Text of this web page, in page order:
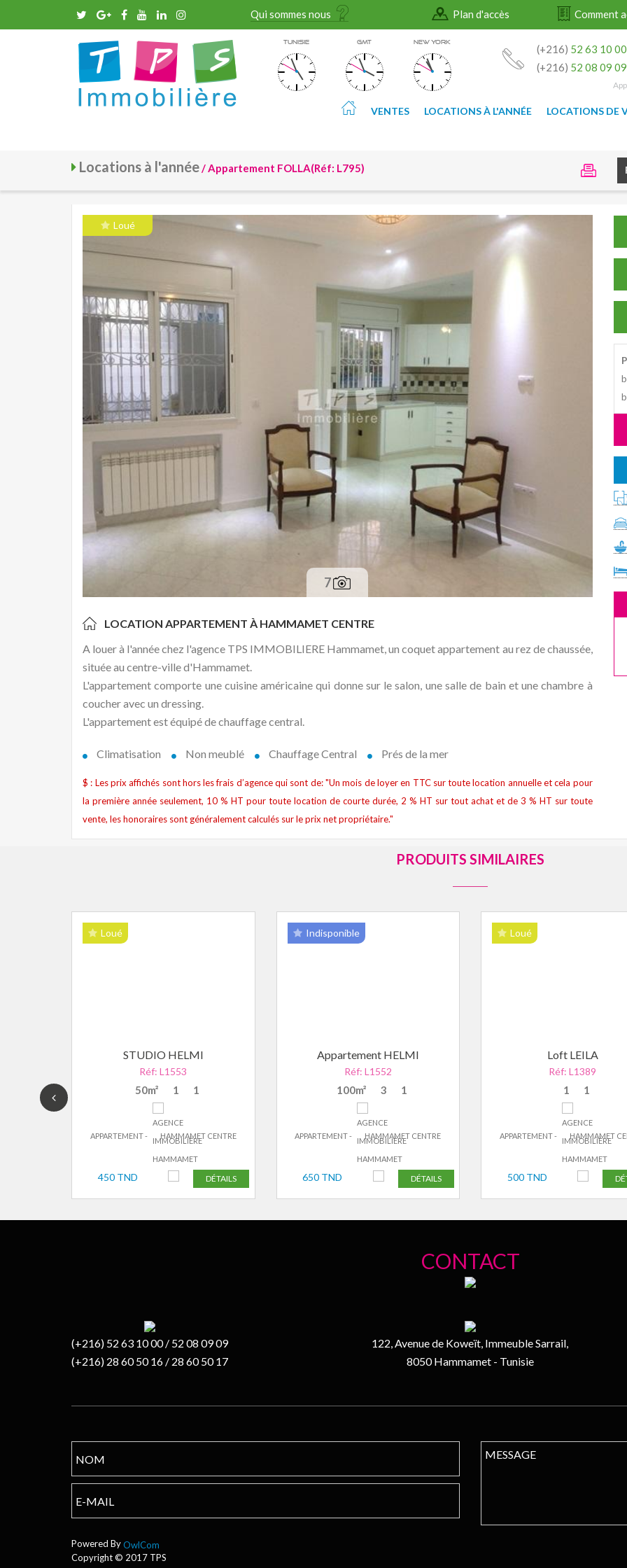
Qui sommes nous Plan d'accès Comment
Tunisie GMT NEW YORK
(+216) 52 63 10 00
(+216) 52 08 09 09
VENTES LOCATIONS À L'ANNÉE LOCATIONS DE
Locations à l'année/ Appartement FOLLA(Réf: L795)
Loué
7
LOCATION APPARTEMENT À HAMMAMET CENTRE
A louer à l'année chez l'agence TPS IMMOBILIERE Hammamet, un coquet appartement au rez de chaussée,
située au centre-ville d'Hammamet.
L'appartement comporte une cuisine américaine qui donne sur le salon, une salle de bain et une chambre à
coucher avec un dressing.
L'appartement est équipé de chauffage central.
Climatisation Non meublé Chauffage Central Prés de la mer
$ : Les prix affichés sont hors les frais d’agence qui sont de: "Un mois de loyer en TTC sur toute location annuelle et cela pour
la première année seulement, 10 % HT pour toute location de courte durée, 2 % HT sur tout achat et de 3 % HT sur toute
vente, les honoraires sont généralement calculés sur le prix net propriétaire."
PRODUITS SIMILAIRES
Loué
STUDIO HELMI
Réf: L1553
50m² 1 1
APPARTEMENT - HAMMAMET CENTRE
450 TND DÉTAILS
Indisponible
Appartement HELMI
Réf: L1552
100m² 3 1
APPARTEMENT - HAMMAMET CENTRE
650 TND DÉTAILS
Loué
Loft LEILA
Réf: L1389
1 1
APPARTEMENT - HAMMAMET
500 TND
CONTACT
(+216) 52 63 10 00 / 52 08 09 09
(+216) 28 60 50 16 / 28 60 50 17
122, Avenue de Koweït, Immeuble Sarrail,
8050 Hammamet - Tunisie
Powered ByOwlCom
Copyright © 2017 TPS